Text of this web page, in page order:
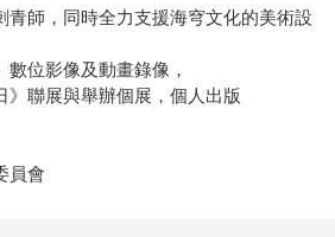
青師，同時全力支援海穹文化的美術設
位影像及動畫錄像，
》聯展與舉辦個展，個人出版
員會